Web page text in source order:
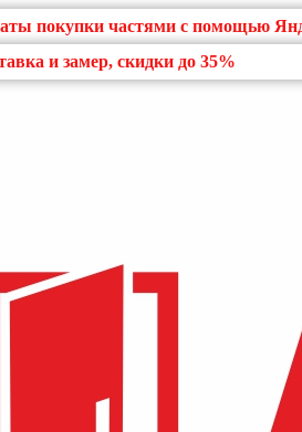
покупки частями с помощью
и замер, скидки до 35%